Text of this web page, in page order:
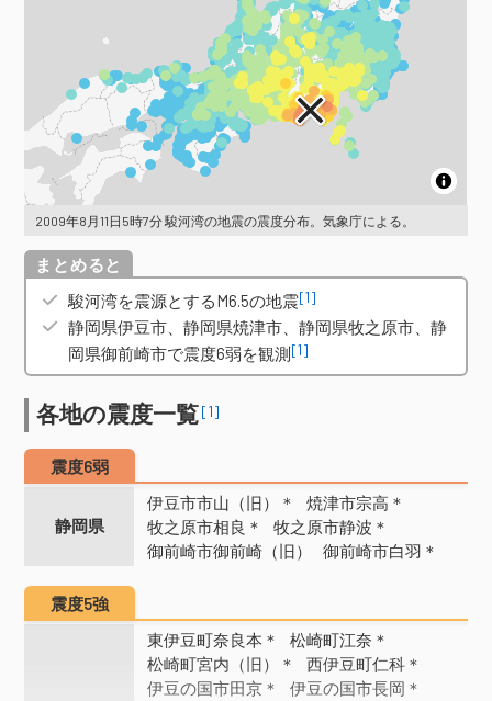
2009年8月11日5時7分 駿河湾の地震の震度分布。気象庁による。
概要
駿河湾を震源とするM6.5の地震[1]
静岡県伊豆市、静岡県焼津市、静岡県牧之原市、静
岡県御前崎市で震度6弱を観測[1]
各地の震度一覧[1]
震度6弱
静岡県
伊豆市市山（旧）＊
焼津市宗高＊
牧之原市相良＊
牧之原市静波＊
御前崎市御前崎（旧）
御前崎市白羽＊
震度5強
東伊豆町奈良本＊
松崎町江奈＊
松崎町宮内（旧）＊
西伊豆町仁科＊
伊豆の国市田京＊
伊豆の国市長岡＊